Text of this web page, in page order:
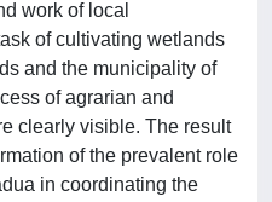
work of local
of cultivating wetlands
and the municipality of
of agrarian and
clearly visible. The result
of the prevalent role
in coordinating the